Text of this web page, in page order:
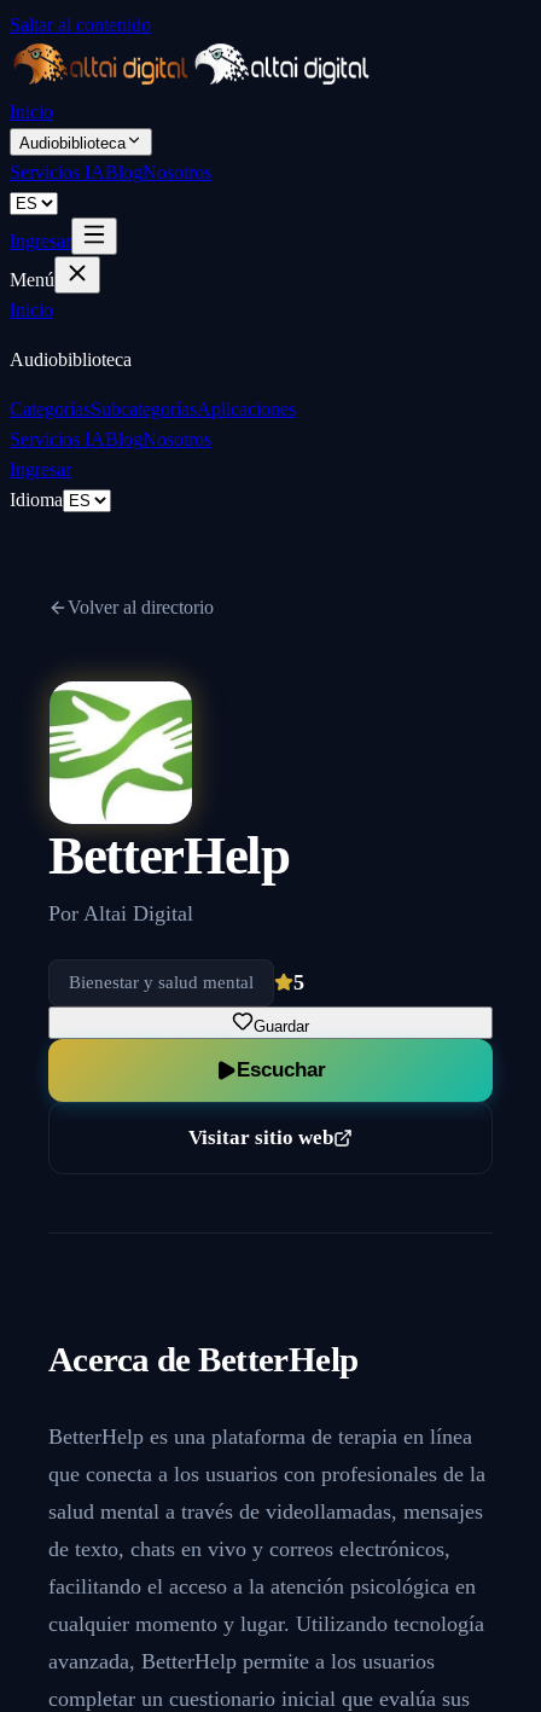
Saltar al contenido
Inicio
Audiobiblioteca
Servicios IABlogNosotros
Ingresar
Menú
Inicio
Audiobiblioteca
CategoríasSubcategoríasAplicaciones
Servicios IABlogNosotros
Ingresar
Idioma
Volver al directorio
BetterHelp
Por Altai Digital
Bienestar y salud mental 5
Guardar
Escuchar
Visitar sitio web
Acerca de BetterHelp
BetterHelp es una plataforma de terapia en línea
que conecta a los usuarios con profesionales de la
salud mental a través de videollamadas, mensajes
de texto, chats en vivo y correos electrónicos,
facilitando el acceso a la atención psicológica en
cualquier momento y lugar. Utilizando tecnología
avanzada, BetterHelp permite a los usuarios
completar un cuestionario inicial que evalúa sus